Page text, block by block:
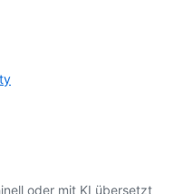
oder mit KI übersetzt